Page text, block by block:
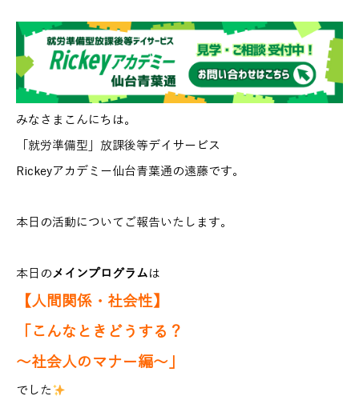
みなさまこんにちは。
「就労準備型」放課後等デイサービス
Rickeyアカデミー仙台青葉通の遠藤です。
本日の活動についてご報告いたします。
本日のメインプログラムは
【人間関係・社会性】
「こんなときどうする？
～社会人のマナー編～」
でした